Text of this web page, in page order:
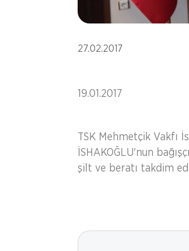
27.02.2017
19.01.2017
TSK Mehmetçik Vakfı
İSHAKOĞLU'nun
şilt ve beratı takdim